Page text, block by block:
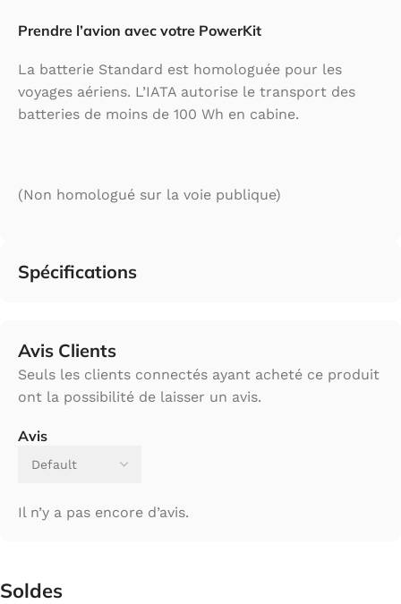
Prendre l’avion avec votre PowerKit
La batterie Standard est homologuée pour les
voyages aériens. L’IATA autorise le transport des
batteries de moins de 100 Wh en cabine.
(Non homologué sur la voie publique)
Spécifications
Avis Clients
Avis
Il n’y a pas encore d’avis.
Seuls les clients connectés ayant acheté ce produit
ont la possibilité de laisser un avis.
Soldes